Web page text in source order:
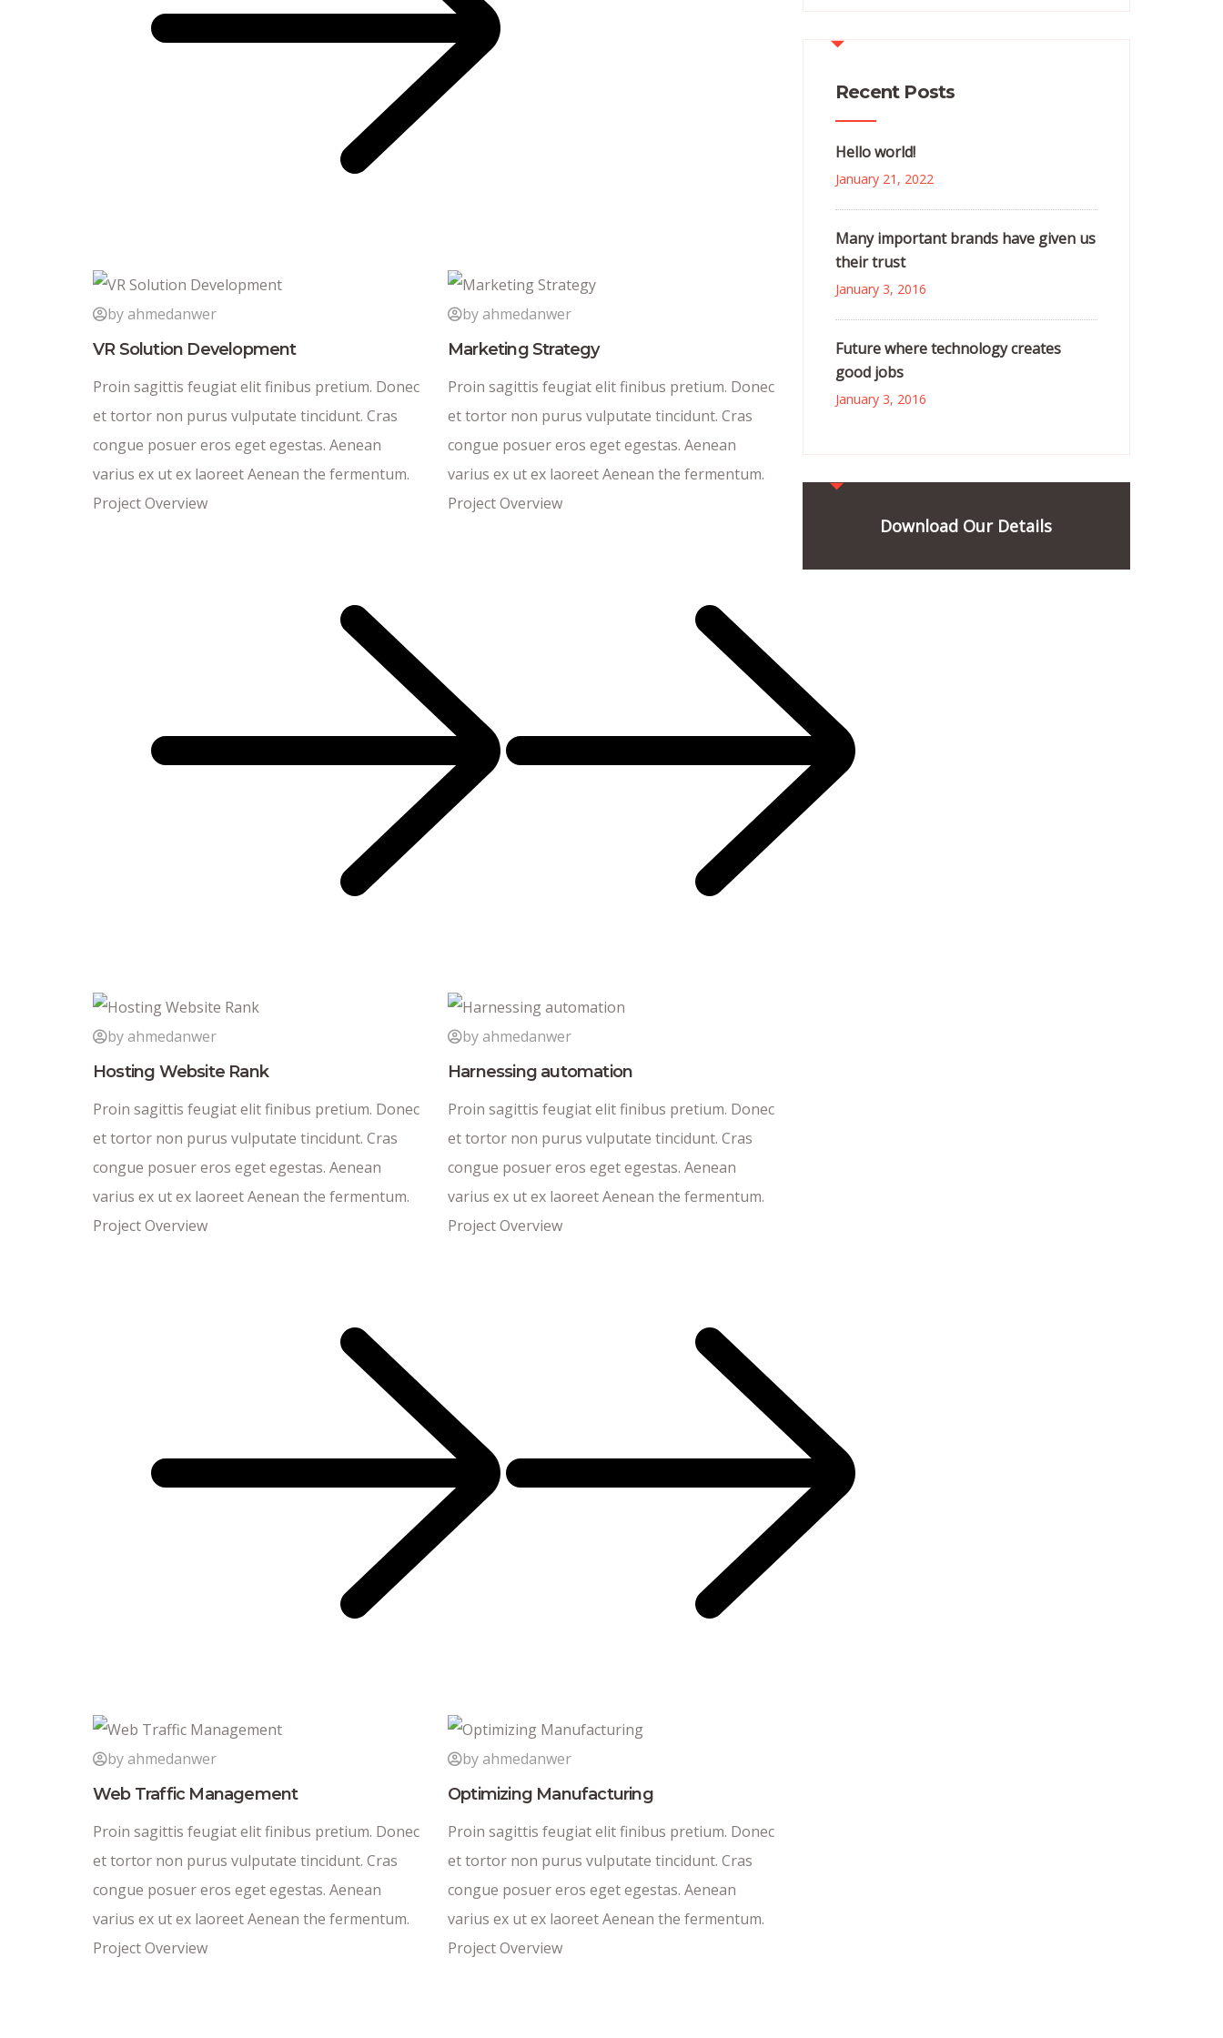
by ahmedanwer
VR Solution Development
Proin sagittis feugiat elit finibus pretium. Donec
et tortor non purus vulputate tincidunt. Cras
congue posuer eros eget egestas. Aenean
varius ex ut ex laoreet Aenean the fermentum.
Project Overview
by ahmedanwer
Marketing Strategy
Proin sagittis feugiat elit finibus pretium. Donec
et tortor non purus vulputate tincidunt. Cras
congue posuer eros eget egestas. Aenean
varius ex ut ex laoreet Aenean the fermentum.
Project Overview
by ahmedanwer
Hosting Website Rank
Proin sagittis feugiat elit finibus pretium. Donec
et tortor non purus vulputate tincidunt. Cras
congue posuer eros eget egestas. Aenean
varius ex ut ex laoreet Aenean the fermentum.
Project Overview
by ahmedanwer
Harnessing automation
Proin sagittis feugiat elit finibus pretium. Donec
et tortor non purus vulputate tincidunt. Cras
congue posuer eros eget egestas. Aenean
varius ex ut ex laoreet Aenean the fermentum.
Project Overview
by ahmedanwer
Web Traffic Management
Proin sagittis feugiat elit finibus pretium. Donec
et tortor non purus vulputate tincidunt. Cras
congue posuer eros eget egestas. Aenean
varius ex ut ex laoreet Aenean the fermentum.
Project Overview
by ahmedanwer
Optimizing Manufacturing
Proin sagittis feugiat elit finibus pretium. Donec
et tortor non purus vulputate tincidunt. Cras
congue posuer eros eget egestas. Aenean
varius ex ut ex laoreet Aenean the fermentum.
Project Overview
Recent Posts
Hello world!
January 21, 2022
Many important brands have given us
their trust
January 3, 2016
Future where technology creates
good jobs
January 3, 2016
Download Our Details